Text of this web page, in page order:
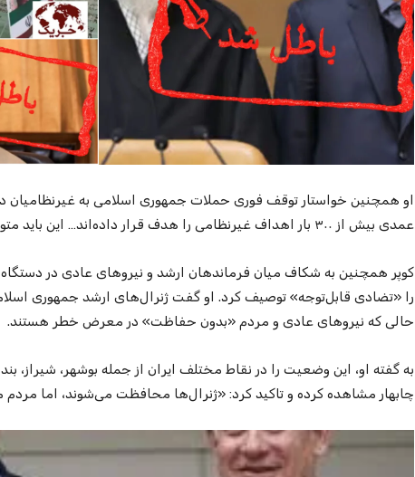
او همچنین خواستار توقف فوری حملات جمهوری اسلامی به غیرنظامیان
عمدی بیش از ۳۰۰ بار اهداف غیرنظامی را هدف قرار داده‌اند… این باید متوقف شود.»
کوپر همچنین به شکاف میان فرماندهان ارشد و نیروهای عادی در
را «تضادی قابل‌توجه» توصیف کرد. او گفت ژنرال‌های ارشد جمهوری
حالی که نیروهای عادی و مردم «بدون حفاظت» در معرض خطر هستند.
به گفته او، این وضعیت را در نقاط مختلف ایران از جمله بوشهر، شیراز،
چابهار مشاهده کرده و تاکید کرد: «ژنرال‌ها محافظت می‌شوند، اما